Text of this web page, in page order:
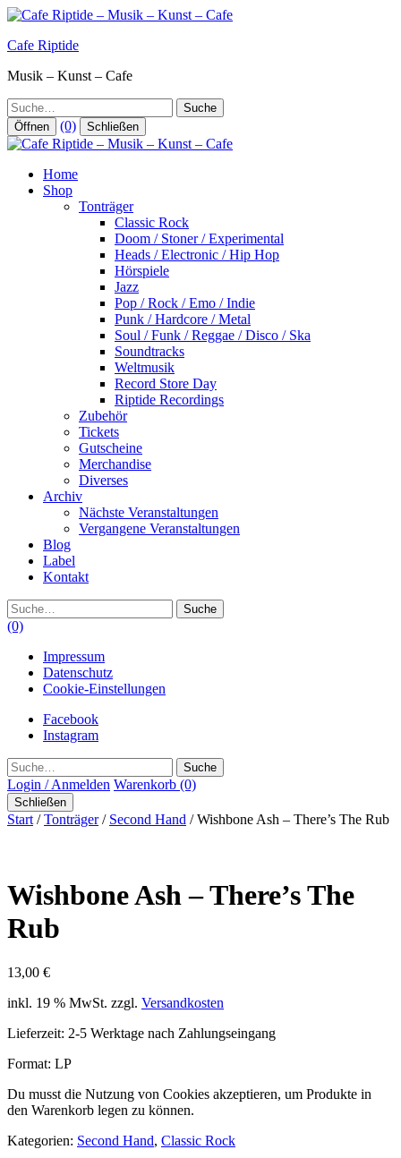
Zum
springen
Cafe Riptide
Musik – Kunst – Cafe
Suche
Öffnen (0) Schließen
Home
Shop
Tonträger
Classic Rock
Doom / Stoner / Experimental
Heads / Electronic / Hip Hop
Hörspiele
Jazz
Pop / Rock / Emo / Indie
Punk / Hardcore / Metal
Soul / Funk / Reggae / Disco / Ska
Soundtracks
Weltmusik
Record Store Day
Riptide Recordings
Zubehör
Tickets
Gutscheine
Merchandise
Diverses
Archiv
Nächste Veranstaltungen
Vergangene Veranstaltungen
Blog
Label
Kontakt
Suche
(0)
Impressum
Datenschutz
Cookie-Einstellungen
Facebook
Instagram
Suche
Login / Anmelden Warenkorb (0)
Schließen
Start /Tonträger/ Second Hand / Wishbone Ash – There’s The Rub
Wishbone Ash – There’s The
Rub
13,00 €
inkl. 19 % MwSt. zzgl. Versandkosten
Lieferzeit: 2-5 Werktage nach Zahlungseingang
Format: LP
Du musst die Nutzung von Cookies akzeptieren, um Produkte in
den Warenkorb legen zu können.
Kategorien: Second Hand, Classic Rock